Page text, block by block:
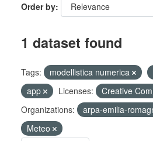
Order by
1 dataset found
Tags: modellistica numerica
app
Licenses:
Creative
Organizations:
arpa-emilia-
Meteo